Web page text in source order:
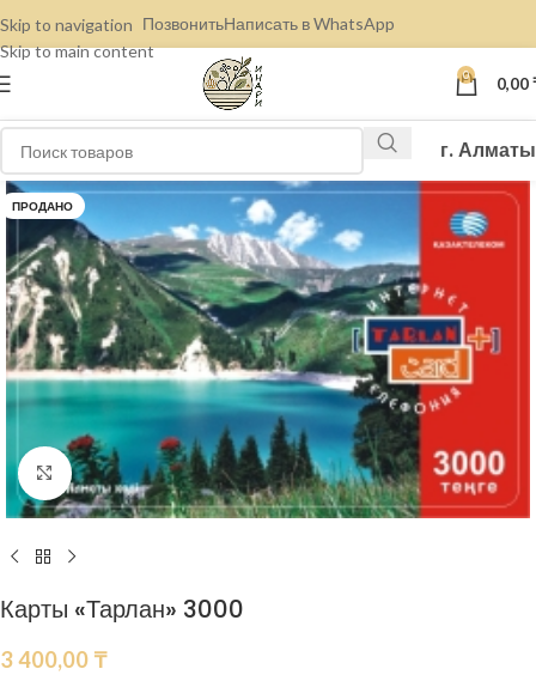
Skip to navigation
Skip to main content
ПозвонитьНаписать в WhatsApp
0 0,00
г. Алматы
ПРОДАНО
Нажмите, чтобы увеличить
Карты «Тарлан» 3000
3 400,00 ₸